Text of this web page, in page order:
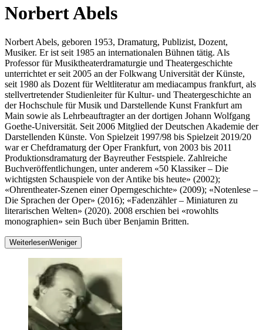
Norbert Abels
Norbert Abels, geboren 1953, Dramaturg, Publizist, Dozent,
Musiker. Er ist seit 1985 an internationalen Bühnen tätig. Als
Professor für Musiktheaterdramaturgie und Theatergeschichte
unterrichtet er seit 2005 an der Folkwang Universität der Künste,
seit 1980 als Dozent für Weltliteratur am mediacampus frankfurt als
stellvertretender Studienleiter für Kultur- und Theatergeschichte an
der Hochschule für Musik und Darstellende Kunst Frankfurt am
Main sowie als Lehrbeauftragter an der dortigen Johann Wolfgang
Goethe-Universität. Seit 2006 Mitglied der Deutschen Akademie der
Darstellenden Künste. Von Spielzeit 1997/98 bis Spielzeit 2019/20
war er Chefdramaturg der Oper Frankfurt, von 2003 bis 2011
Produktionsdramaturg der Bayreuther Festspiele. Zahlreiche
Buchveröffentlichungen, unter anderem «50 Klassiker – Die
wichtigsten Schauspiele von der Antike bis heute» (2002);
«Ohrentheater-Szenen einer Operngeschichte» (2009); «Notenlese –
Die Sprachen der Oper» (2016); «Fadenzähler – Miniaturen zu
literarischen Welten» (2020). 2008 erschien bei «rowohlts
monographien» sein Buch über Benjamin Britten.
WeiterlesenWeniger